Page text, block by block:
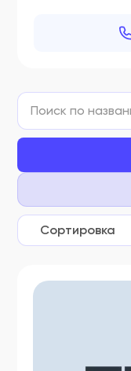
Сортировка